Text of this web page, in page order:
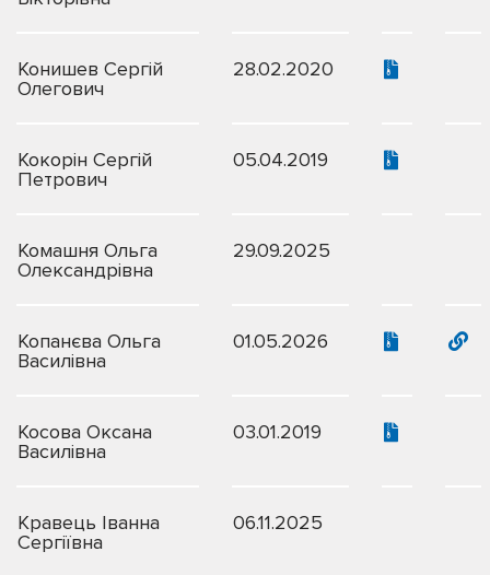
Конишев Сергій
Олегович
28.02.2020
Кокорін Сергій
Петрович
05.04.2019
Комашня Ольга
Олександрівна
29.09.2025
Копанєва Ольга
Василівна
01.05.2026
Косова Оксана
Василівна
03.01.2019
Кравець Іванна
Сергіївна
06.11.2025